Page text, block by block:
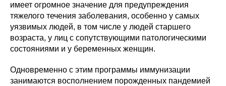
имеет огромное значение для предупреждения
тяжелого течения заболевания, особенно у самых
уязвимых людей, в том числе у людей старшего
возраста, у лиц с сопутствующими патологическими
состояниями и у беременных женщин.
Одновременно с этим программы иммунизации
занимаются восполнением порожденных пандемией